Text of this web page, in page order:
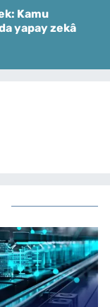
Kamu
yapay zekâ